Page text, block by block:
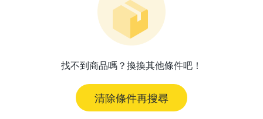
找不到商品嗎？換換其他條件吧！
清除條件再搜尋